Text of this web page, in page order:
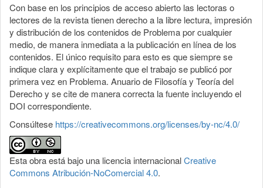
Con base en los principios de acceso abierto las lectoras o
lectores de la revista tienen derecho a la libre lectura, impresión
y distribución de los contenidos de Problema por cualquier
medio, de manera inmediata a la publicación en línea de los
contenidos. El único requisito para esto es que siempre se
indique clara y explícitamente que el trabajo se publicó por
primera vez en Problema. Anuario de Filosofía y Teoría del
Derecho y se cite de manera correcta la fuente incluyendo el
DOI correspondiente.
Consúltese https://creativecommons.org/licenses/by-nc/4.0/
Esta obra está bajo una licencia internacionalCreative
Commons Atribución-NoComercial 4.0.